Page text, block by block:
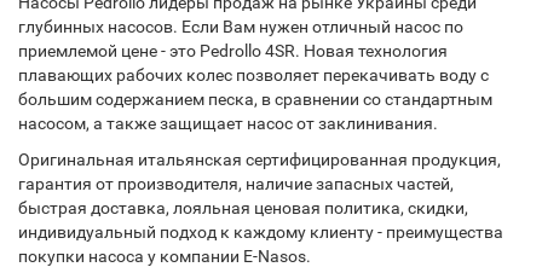
глубинных насосов. Если Вам нужен отличный насос по
приемлемой цене - это Pedrollo 4SR. Новая технология
плавающих рабочих колес позволяет перекачивать воду с
большим содержанием песка, в сравнении со стандартным
насосом, а также защищает насос от заклинивания.
Оригинальная итальянская сертифицированная продукция,
гарантия от производителя, наличие запасных частей,
быстрая доставка, лояльная ценовая политика, скидки,
индивидуальный подход к каждому клиенту - преимущества
покупки насоса у компании E-Nasos.